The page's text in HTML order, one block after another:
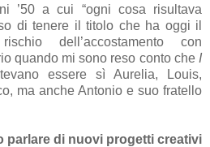
’50 a cui “ogni cosa risultava
di tenere il titolo che ha oggi il
dell’accostamento con
quando mi sono reso conto che I
essere sì Aurelia, Louis,
ma anche Antonio e suo fratello
parlare di nuovi progetti creativi